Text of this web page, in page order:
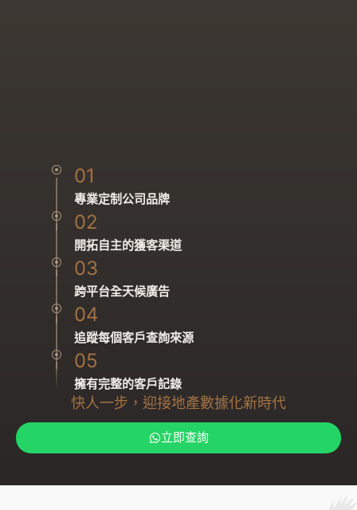
01
專業定制公司品牌
02
開拓自主的獲客渠道
03
跨平台全天候廣告
04
追蹤每個客戶查詢來源
05
擁有完整的客戶記錄
快人一步，迎接地產數據化新時代
立即查詢